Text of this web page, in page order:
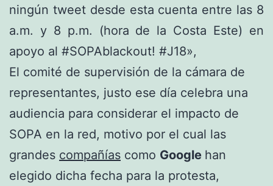
ningún tweet desde esta cuenta entre las 8
a.m. y 8 p.m. (hora de la Costa Este) en
apoyo al #SOPAblackout! #J18»,
El comité de supervisión de la cámara de
representantes, justo ese día celebra una
audiencia para considerar el impacto de
SOPA en la red, motivo por el cual las
grandes compañías como Google han
elegido dicha fecha para la protesta,